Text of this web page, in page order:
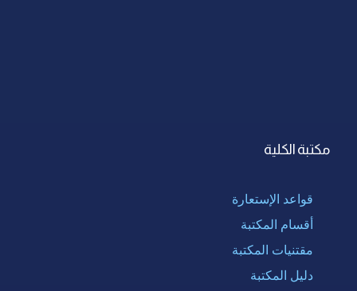
مكتبة الكلية
قواعد الإستعارة
أقسام المكتبة
مقتنيات المكتبة
دليل المكتبة